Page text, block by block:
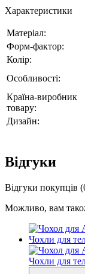
Характеристики
Матеріал:
Форм-фактор:
Колір:
Особливості:
Країна-виробник
товару:
Дизайн:
Відгуки
Відгуки покупців
Можливо, вам